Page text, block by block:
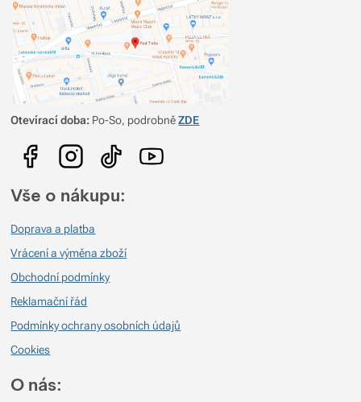
Otevírací doba: Po-So, podrobněZDE
Vše o nákupu:
Doprava a platba
Vrácení a výměna zboží
Obchodní podmínky
Reklamační řád
Podmínky ochrany osobních údajů
Cookies
O nás: